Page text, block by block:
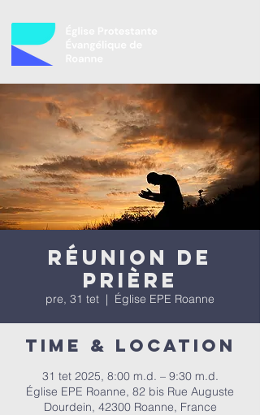
Réunion de
prière
pre, 31 tet
  |
Église EPE Roanne
Time & Location
31 tet 2025, 8:00 m.d. – 9:30 m.d.
Église EPE Roanne, 82 bis Rue Auguste
Dourdein, 42300 Roanne, France